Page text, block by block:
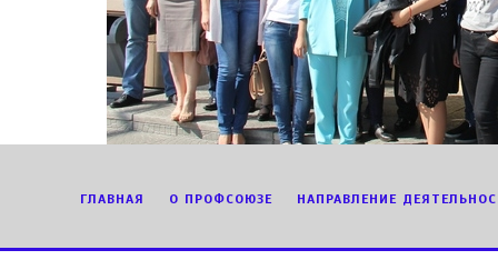
ГЛАВНАЯ О ПРОФСОЮЗЕ НАПРАВЛЕНИЕ